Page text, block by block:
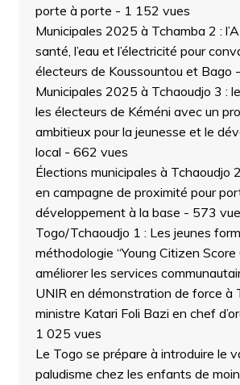
porte à porte - 1 152 vues
Municipales 2025 à Tchamba 2 :
santé, l’eau et l’électricité pour
électeurs de Koussountou et Bago
Municipales 2025 à Tchaoudjo 3 :
les électeurs de Kéméni avec un
ambitieux pour la jeunesse et le
local - 662 vues
Élections municipales à Tchaoudjo
en campagne de proximité pour
développement à la base - 573
Togo/Tchaoudjo 1 : Les jeunes
méthodologie “Young Citizen Score
améliorer les services
UNIR en démonstration de force à
ministre Katari Foli Bazi en chef
1 025 vues
Le Togo se prépare à introduire le
paludisme chez les enfants de